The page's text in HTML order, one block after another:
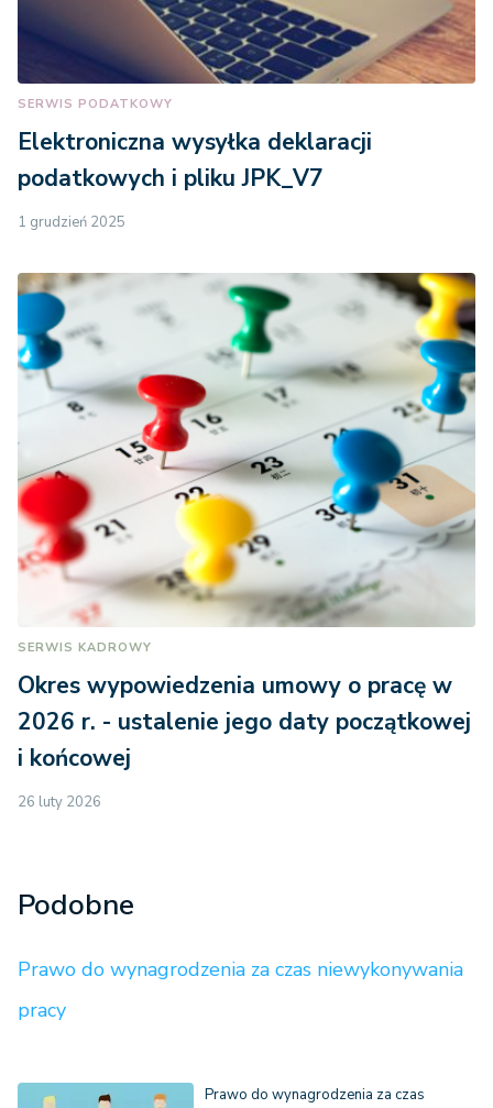
SERWIS PODATKOWY
Elektroniczna wysyłka deklaracji
podatkowych i pliku JPK_V7
1 grudzień 2025
SERWIS KADROWY
Okres wypowiedzenia umowy o pracę w
2026 r. - ustalenie jego daty początkowej
i końcowej
26 luty 2026
Podobne
Prawo do wynagrodzenia za czas niewykonywania
pracy
Prawo do wynagrodzenia za czas